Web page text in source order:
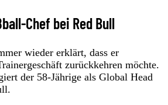
Chef bei Red Bull
wieder erklärt, dass er
zurückkehren möchte.
der 58-Jährige als Global Head